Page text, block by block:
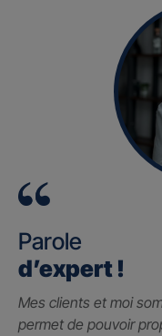
Parole
d’expert !
Mes clients et moi
permet de pouvoir